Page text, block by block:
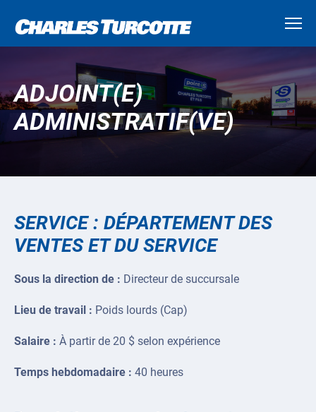
ADJOINT(E)
ADMINISTRATIF(VE)
SERVICE : DÉPARTEMENT DES
VENTES ET DU SERVICE
Sous la direction de : Directeur de succursale
Lieu de travail : Poids lourds (Cap)
Salaire : À partir de 20 $ selon expérience
Temps hebdomadaire : 40 heures